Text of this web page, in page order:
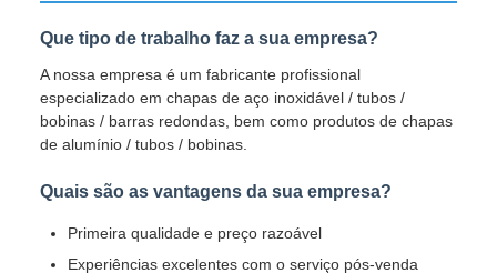
Que tipo de trabalho faz a sua empresa?
A nossa empresa é um fabricante profissional
especializado em chapas de aço inoxidável / tubos /
bobinas / barras redondas, bem como produtos de chapas
de alumínio / tubos / bobinas.
Quais são as vantagens da sua empresa?
Primeira qualidade e preço razoável
Experiências excelentes com o serviço pós-venda